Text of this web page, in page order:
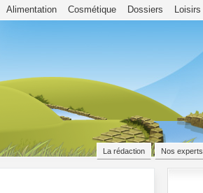
Alimentation Cosmétique Dossiers Loisirs
La rédaction Nos experts